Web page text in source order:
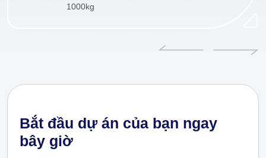
1000kg
Bắt đầu dự án của bạn ngay
bây giờ